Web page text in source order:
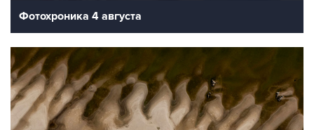
Фотохроника 4 августа